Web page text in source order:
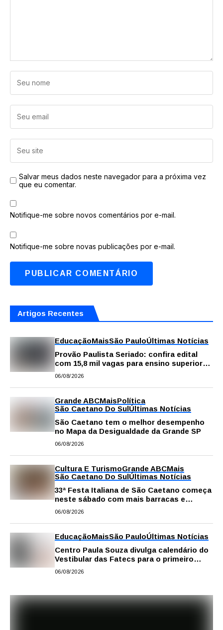
Salvar meus dados neste navegador para a próxima vez
que eu comentar.
Notifique-me sobre novos comentários por e-mail.
Notifique-me sobre novas publicações por e-mail.
Artigos Recentes
EducaçãoMaisSão PauloÚltimas Notícias
Provão Paulista Seriado: confira edital
com 15,8 mil vagas para ensino superior
público
06/08/2026
Grande ABCMaisPolítica
São Caetano Do SulÚltimas Notícias
São Caetano tem o melhor desempenho
no Mapa da Desigualdade da Grande SP
06/08/2026
Cultura E TurismoGrande ABCMais
São Caetano Do SulÚltimas Notícias
33ª Festa Italiana de São Caetano começa
neste sábado com mais barracas e
novidades em decoração e atrações
06/08/2026
EducaçãoMaisSão PauloÚltimas Notícias
Centro Paula Souza divulga calendário do
Vestibular das Fatecs para o primeiro
semestre de 2027
06/08/2026